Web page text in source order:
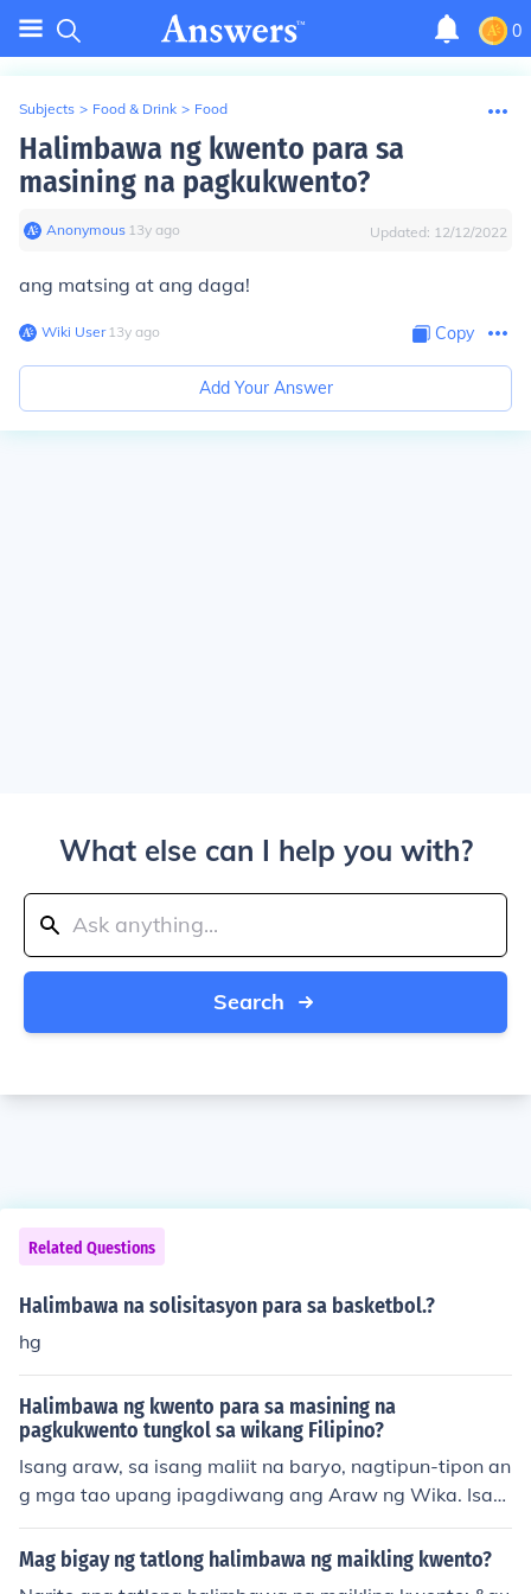
0
Subjects > Food & Drink > Food
Halimbawa ng kwento para sa
masining na pagkukwento?
Anonymous∙ 13y ago Updated: 12/12/2022
ang matsing at ang daga!
Wiki User∙13y ago Copy
Add Your Answer
What else can I help you with?
Search
Related Questions
Halimbawa na solisitasyon para sa basketbol.?
hg
Halimbawa ng kwento para sa masining na
pagkukwento tungkol sa wikang Filipino?
Isang araw, sa isang maliit na baryo, nagtipun-tipon an
g mga tao upang ipagdiwang ang Araw ng Wika. Isan
g matandang guro ang nagkuwento ng mga alamat tu
ngkol sa pinagmulan ng wikang Filipino, na puno ng ma
Mag bigay ng tatlong halimbawa ng maikling kwento?